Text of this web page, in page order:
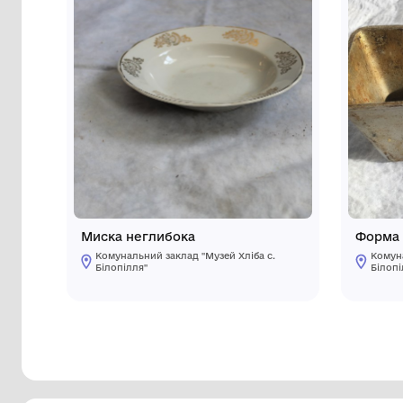
Інші предмети